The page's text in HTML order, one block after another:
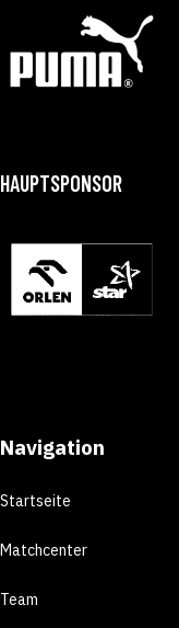
HAUPTSPONSOR
Navigation
Startseite
Matchcenter
Team